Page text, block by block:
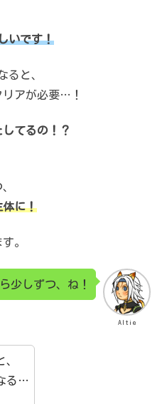
いです！
ると、
アが必要…！
てるの！？
体に！
。
Altie
少しずつ、ね！
る…